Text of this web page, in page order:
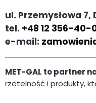
ul. Przemysłowa 7,
tel. +48 12 356-40-
e-mail:
MET-GAL to partner
rzetelność i produkty,